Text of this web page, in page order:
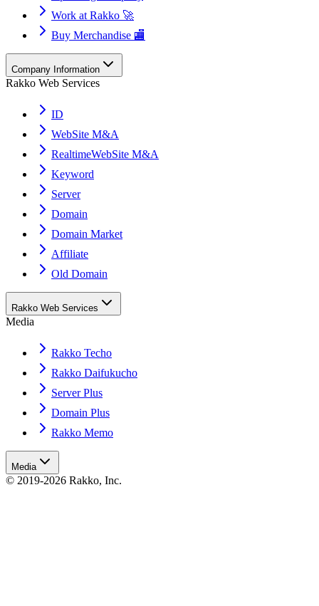
Work at Rakko 🚀
Buy Merchandise 🏬
Company Information
Rakko Web Services
ID
WebSite M&A
RealtimeWebSite M&A
Keyword
Server
Domain
Domain Market
Affiliate
Old Domain
Rakko Web Services
Media
Rakko Techo
Rakko Daifukucho
Server Plus
Domain Plus
Rakko Memo
Media
© 2019-2026 Rakko, Inc.